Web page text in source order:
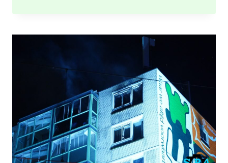
STEEKINCIDENT
KAREL
DOORMANSTRAAT
ROTTERDAM